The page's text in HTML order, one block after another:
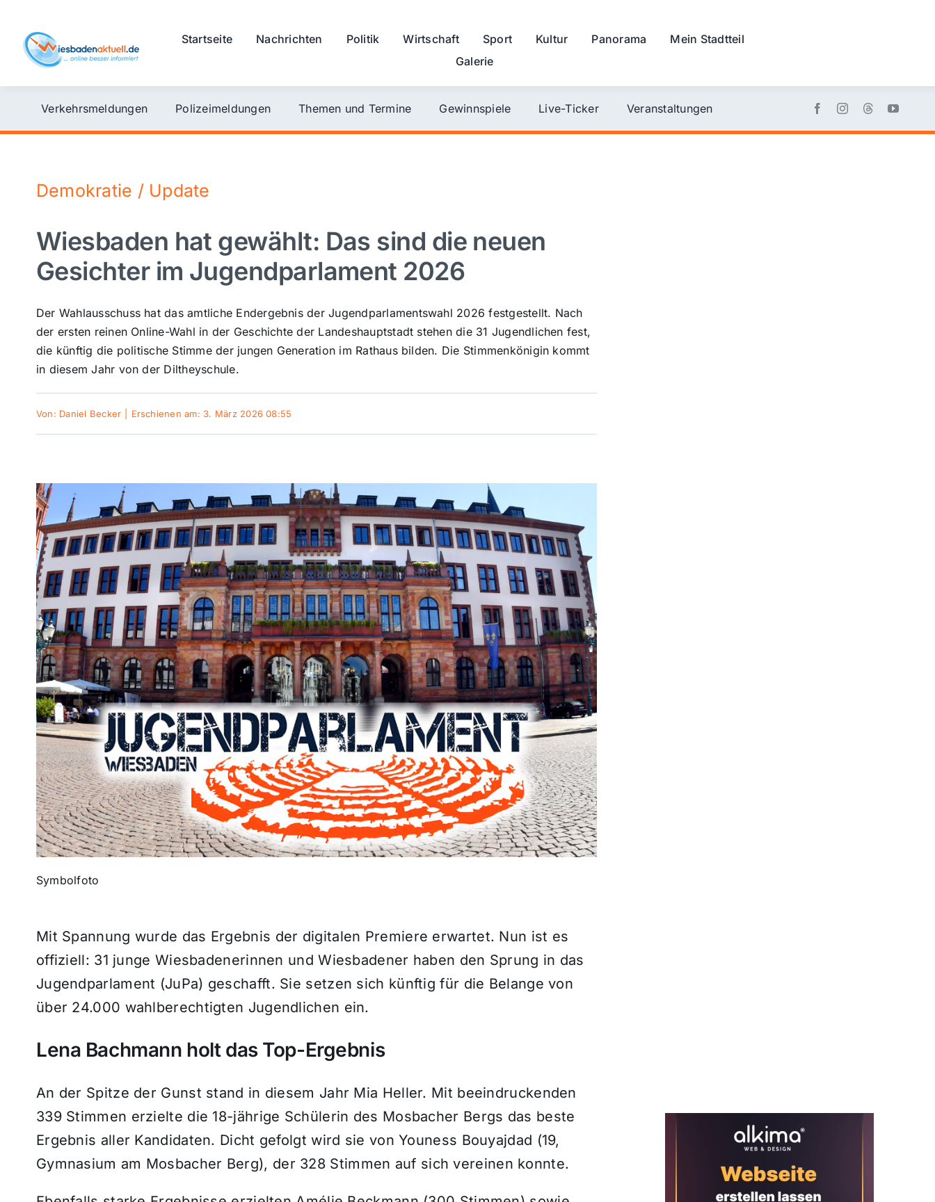
content
Startseite Nachrichten Politik Wirtschaft Sport Kultur Panorama
Mein Stadtteil
Galerie
Verkehrsmeldungen Polizeimeldungen Themen und Termine Gewinnspiele Live-Ticker Veranstaltungen
Demokratie / Update
Wiesbaden hat gewählt: Das sind die neuen
Gesichter im Jugendparlament 2026
Der Wahlausschuss hat das amtliche Endergebnis der Jugendparlamentswahl 2026 festgestellt. Nach
der ersten reinen Online-Wahl in der Geschichte der Landeshauptstadt stehen die 31 Jugendlichen fest,
die künftig die politische Stimme der jungen Generation im Rathaus bilden. Die Stimmenkönigin kommt
in diesem Jahr von der Diltheyschule.
Von: Daniel Becker Erschienen am: 3. März 2026 08:55
Symbolfoto
Mit Spannung wurde das Ergebnis der digitalen Premiere erwartet. Nun ist es
offiziell: 31 junge Wiesbadenerinnen und Wiesbadener haben den Sprung in das
Jugendparlament (JuPa) geschafft. Sie setzen sich künftig für die Belange von
über 24.000 wahlberechtigten Jugendlichen ein.
Lena Bachmann holt das Top-Ergebnis
An der Spitze der Gunst stand in diesem Jahr Mia Heller. Mit beeindruckenden
339 Stimmen erzielte die 18-jährige Schülerin des Mosbacher Bergs das beste
Ergebnis aller Kandidaten. Dicht gefolgt wird sie von Youness Bouyajdad (19,
Gymnasium am Mosbacher Berg), der 328 Stimmen auf sich vereinen konnte.